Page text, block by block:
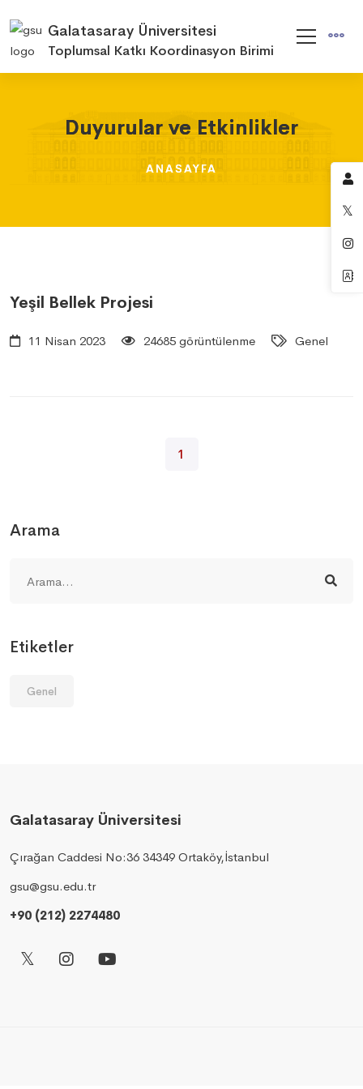
Galatasaray Üniversitesi
Toplumsal Katkı Koordinasyon Birimi
Duyurular ve Etkinlikler
ANASAYFA
Duyurular ve Etkinlikler
ANASAYFA
Duyurular ve Etkinlikler
ANASAYFA
Arama
Etiketler
Genel
Yeşil Bellek Projesi
11 Nisan 2023 24685 görüntülenme Genel
1
Galatasaray Üniversitesi
Çırağan Caddesi No:36 34349 Ortaköy,İstanbul
gsu@gsu.edu.tr
+90 (212) 2274480